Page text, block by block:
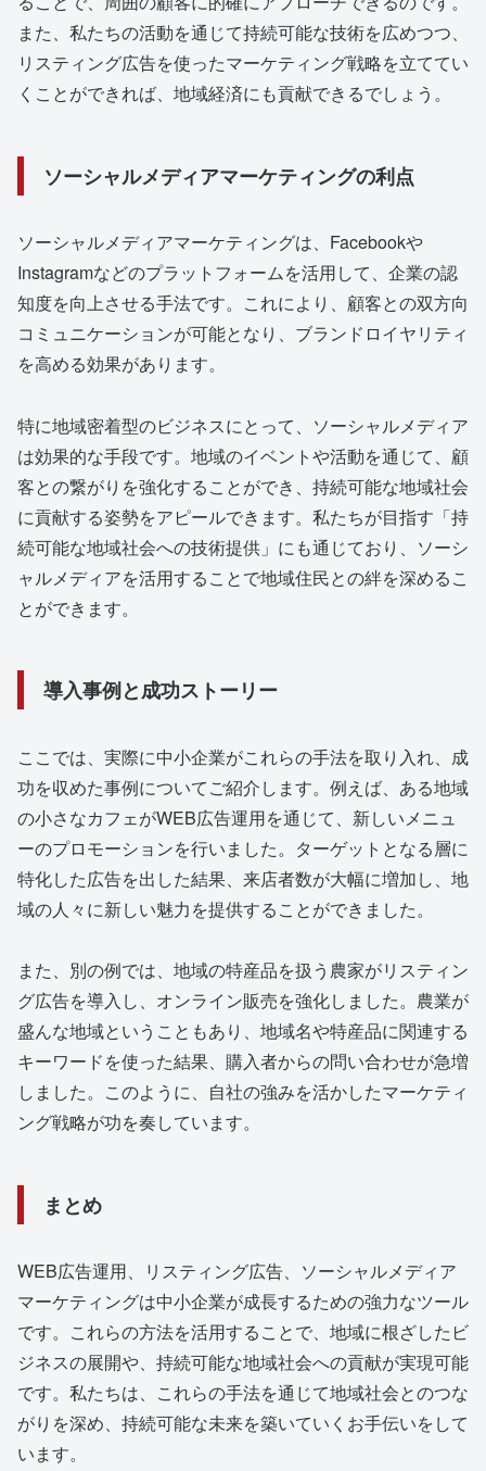
また、私たちの活動を通じて持続可能な技術を広めつつ、
リスティング広告を使ったマーケティング戦略を立ててい
くことができれば、地域経済にも貢献できるでしょう。
ソーシャルメディアマーケティングの利点
ソーシャルメディアマーケティングは、Facebookや
Instagramなどのプラットフォームを活用して、企業の認
知度を向上させる手法です。これにより、顧客との双方向
コミュニケーションが可能となり、ブランドロイヤリティ
を高める効果があります。
特に地域密着型のビジネスにとって、ソーシャルメディア
は効果的な手段です。地域のイベントや活動を通じて、顧
客との繋がりを強化することができ、持続可能な地域社会
に貢献する姿勢をアピールできます。私たちが目指す「持
続可能な地域社会への技術提供」にも通じており、ソーシ
ャルメディアを活用することで地域住民との絆を深めるこ
とができます。
導入事例と成功ストーリー
ここでは、実際に中小企業がこれらの手法を取り入れ、成
功を収めた事例についてご紹介します。例えば、ある地域
の小さなカフェがWEB広告運用を通じて、新しいメニュ
ーのプロモーションを行いました。ターゲットとなる層に
特化した広告を出した結果、来店者数が大幅に増加し、地
域の人々に新しい魅力を提供することができました。
また、別の例では、地域の特産品を扱う農家がリスティン
グ広告を導入し、オンライン販売を強化しました。農業が
盛んな地域ということもあり、地域名や特産品に関連する
キーワードを使った結果、購入者からの問い合わせが急増
しました。このように、自社の強みを活かしたマーケティ
ング戦略が功を奏しています。
まとめ
WEB広告運用、リスティング広告、ソーシャルメディア
マーケティングは中小企業が成長するための強力なツール
です。これらの方法を活用することで、地域に根ざしたビ
ジネスの展開や、持続可能な地域社会への貢献が実現可能
です。私たちは、これらの手法を通じて地域社会とのつな
がりを深め、持続可能な未来を築いていくお手伝いをして
います。